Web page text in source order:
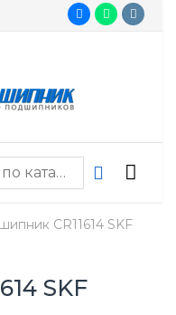
CR11614 SKF
SKF